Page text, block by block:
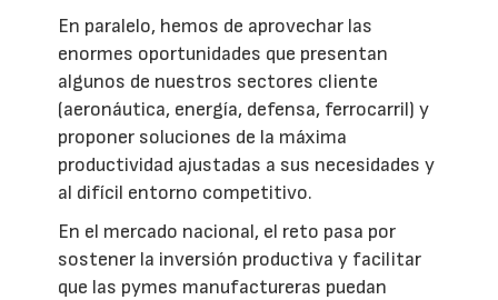
En paralelo, hemos de aprovechar las
enormes oportunidades que presentan
algunos de nuestros sectores cliente
(aeronáutica, energía, defensa, ferrocarril) y
proponer soluciones de la máxima
productividad ajustadas a sus necesidades y
al difícil entorno competitivo.
En el mercado nacional, el reto pasa por
sostener la inversión productiva y facilitar
que las pymes manufactureras puedan